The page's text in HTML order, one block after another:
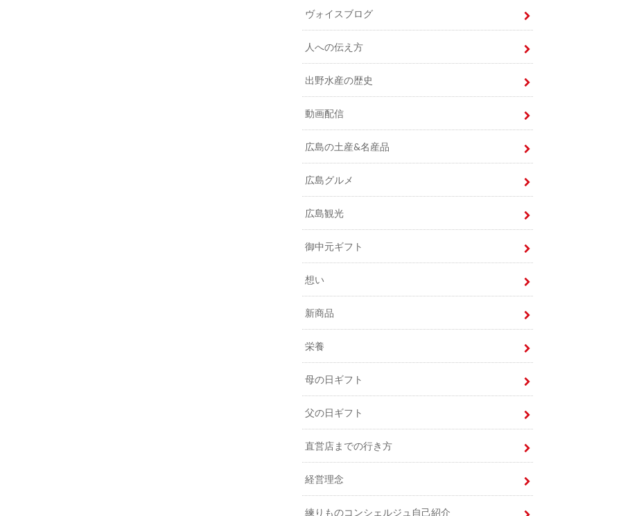
ヴォイスブログ
人への伝え方
出野水産の歴史
動画配信
広島の土産&名産品
広島グルメ
広島観光
御中元ギフト
想い
新商品
栄養
母の日ギフト
父の日ギフト
直営店までの行き方
経営理念
練りものコンシェルジュ自己紹介